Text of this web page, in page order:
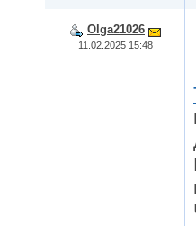
Olga21026
11.02.2025 15:48